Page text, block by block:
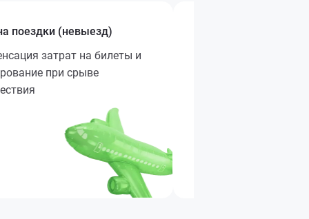
поездки (невыезд)
затрат на билеты и
при срыве